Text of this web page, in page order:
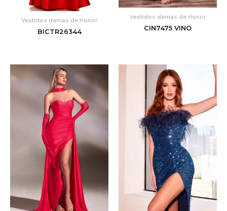
Vestidos damas de Honor
BICTR26344
Vestidos damas de Honor
CIN7475 VINO